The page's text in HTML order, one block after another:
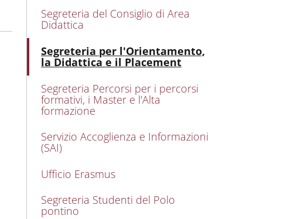
Segreteria del Consiglio di Area
Didattica
Segreteria per l'Orientamento,
la Didattica e il Placement
Segreteria Percorsi per i percorsi
formativi, i Master e l'Alta
formazione
Servizio Accoglienza e Informazioni
(SAI)
Ufficio Erasmus
Segreteria Studenti del Polo
pontino